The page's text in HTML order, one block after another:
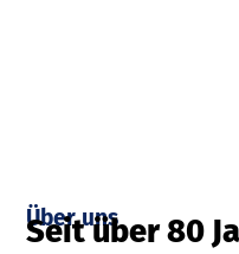
Über uns
Seit über 80